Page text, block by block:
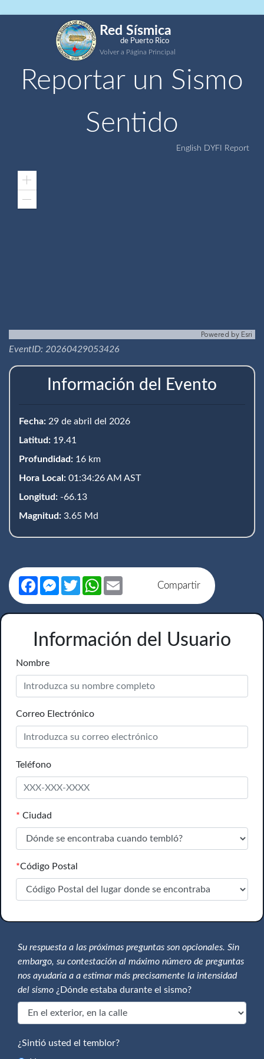
Red Sísmica
de Puerto Rico
Volver a Página Principal
Reportar un Sismo
Sentido
English DYFI Report
Zoom
Powered by Esri
EventID: 20260429053426
Información del Evento
Fecha: 29 de abril del 2026
Latitud: 19.41
Profundidad: 16 km
Hora Local: 01:34:26 AM AST
Longitud: -66.13
Magnitud: 3.65 Md
Compartir
FacebookMessenger
TwitterWhatsApp
Información del Usuario
Nombre
Correo Electrónico
Teléfono
* Ciudad
*Código Postal
Su respuesta a las próximas preguntas son opcionales. Sin
embargo, su contestación al máximo número de preguntas
nos ayudaría a a estimar más precisamente la intensidad
del sismo ¿Dónde estaba durante el sismo?
¿Sintió usted el temblor?